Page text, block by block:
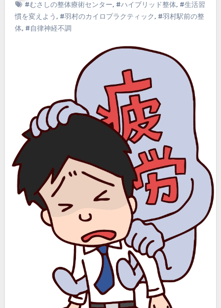
#むさしの整体療術センター, #ハイブリッド整体, #生活習
慣を変えよう, #羽村のカイロプラクティック, #羽村駅前の整
体, #自律神経不調